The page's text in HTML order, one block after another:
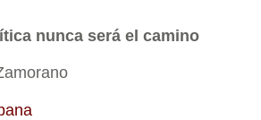
nunca será el camino